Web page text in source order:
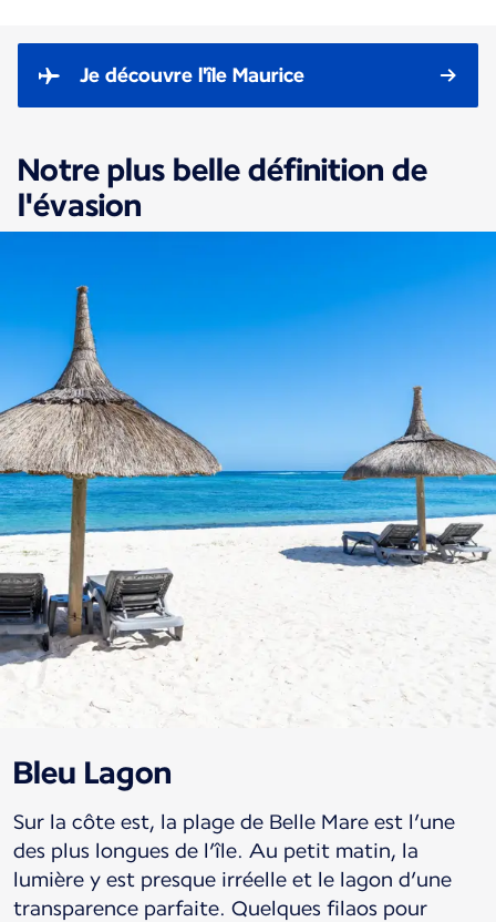
Je découvre l'île Maurice
Notre plus belle définition de
l'évasion
Bleu Lagon
Sur la côte est, la plage de Belle Mare est l’une
des plus longues de l’île. Au petit matin, la
lumière y est presque irréelle et le lagon d’une
transparence parfaite. Quelques filaos pour